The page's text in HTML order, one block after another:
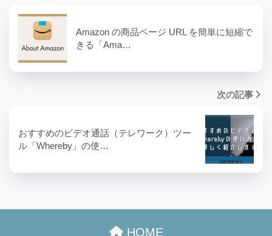
Amazon の商品ページ URL を簡単に短縮で
きる「Ama…
次の記事
おすすめのビデオ通話（テレワーク）ツー
ル「Whereby」の使…
HOME